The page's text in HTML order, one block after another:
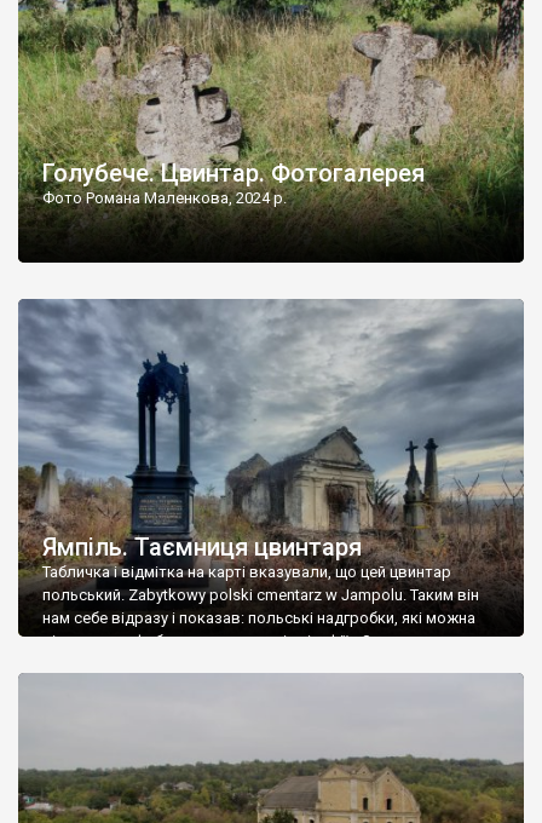
Голубече. Цвинтар. Фотогалерея
Фото Романа Маленкова, 2024 р.
Ямпіль. Таємниця цвинтаря
Табличка і відмітка на карті вказували, що цей цвинтар
польський. Zabytkowy polski cmentarz w Jampolu. Таким він
нам себе відразу і показав: польські надгробки, які можна
віднести до фабричних, польські епітафії… Загалом цвинтар